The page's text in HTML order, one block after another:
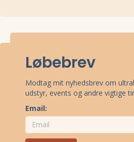
Løbebrev
Modtag mit nyhedsbrev om
udstyr, events og andre vigtige
Email: